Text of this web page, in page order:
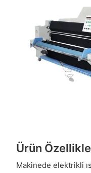
Ürün
Makinede elektrikli